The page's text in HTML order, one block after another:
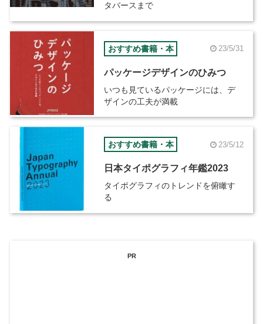
タバースまで
おすすめ書籍・本 23/5/31
パッケージデザインのひみつ
いつも見ているパッケージには、デ
ザインの工夫が満載
おすすめ書籍・本 23/5/12
日本タイポグラフィ年鑑2023
タイポグラフィのトレンドを俯瞰す
る
PR